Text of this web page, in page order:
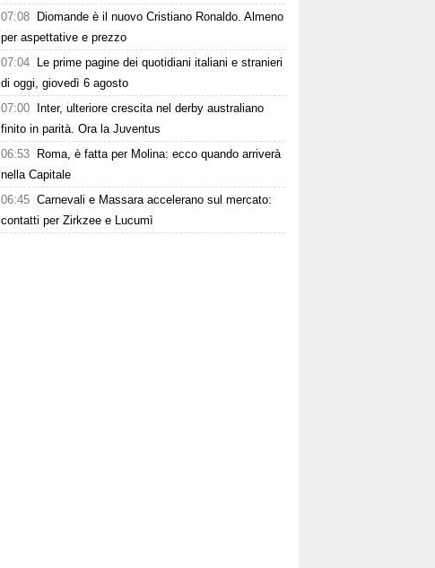
07:08
Diomande è il nuovo Cristiano Ronaldo. Almeno
per aspettative e prezzo
07:04
Le prime pagine dei quotidiani italiani e stranieri
di oggi, giovedì 6 agosto
07:00
Inter, ulteriore crescita nel derby australiano
finito in parità. Ora la Juventus
06:53
Roma, è fatta per Molina: ecco quando arriverà
nella Capitale
06:45 Carnevali e Massara accelerano sul mercato:
contatti per Zirkzee e Lucumì